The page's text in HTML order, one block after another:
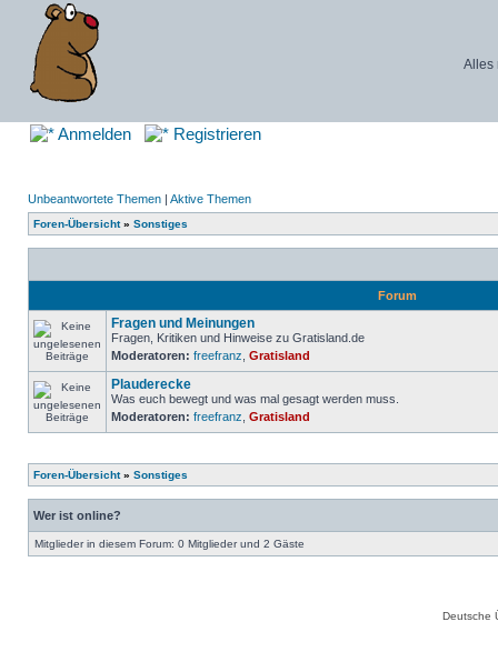
Alles
Anmelden Registrieren
Unbeantwortete Themen | Aktive Themen
Foren-Übersicht» Sonstiges
Forum
Fragen und Meinungen
Fragen, Kritiken und Hinweise zu Gratisland.de
Moderatoren: freefranz Gratisland
Plauderecke
Was euch bewegt und was mal gesagt werden muss.
Moderatoren: freefranz Gratisland
Foren-Übersicht» Sonstiges
Wer ist online?
Mitglieder in diesem Forum: 0 Mitglieder und 2 Gäste
Deutsche